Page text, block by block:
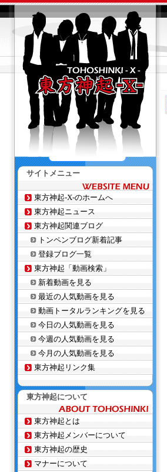
サイトメニュー
東方神起-X-のホームへ
東方神起ニュース
東方神起関連ブログ
トンペンブログ新着記事
登録ブログ一覧
東方神起「動画検索」
新着動画を見る
最近の人気動画を見る
動画トータルランキングを見る
今日の人気動画を見る
今週の人気動画を見る
今月の人気動画を見る
東方神起リンク集
東方神起について
東方神起とは
東方神起メンバーについて
東方神起の歴史
マナーについて